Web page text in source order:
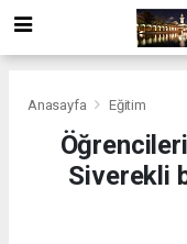
Anasayfa Eğitim
Siverekli